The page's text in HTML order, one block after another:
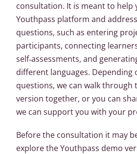
consultation. It is meant to help
Youthpass platform and
questions, such as entering
participants, connecting
self‑assessments, and
different languages. Depending
questions, we can walk through
version together, or you can
we can support you with your
Before the consultation it may
explore the Youthpass demo